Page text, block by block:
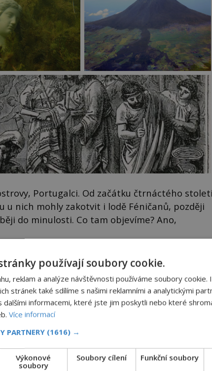
Portugalci. Od začátku čtrnáctého
u nich mohly zakotvit i lodě Féničanů, později
do minulosti. Co tam objevíme? Ano,
používají soubory cookie.
reklam a analýze návštěvnosti používáme soubory cookie.
stránek také sdílíme s našimi reklamními a analytickými
dalšími informacemi, které jste jim poskytli nebo které
Více informací
PARTNERY (1616) →
Výkonové
soubory
Soubory cílení Funkční soubory